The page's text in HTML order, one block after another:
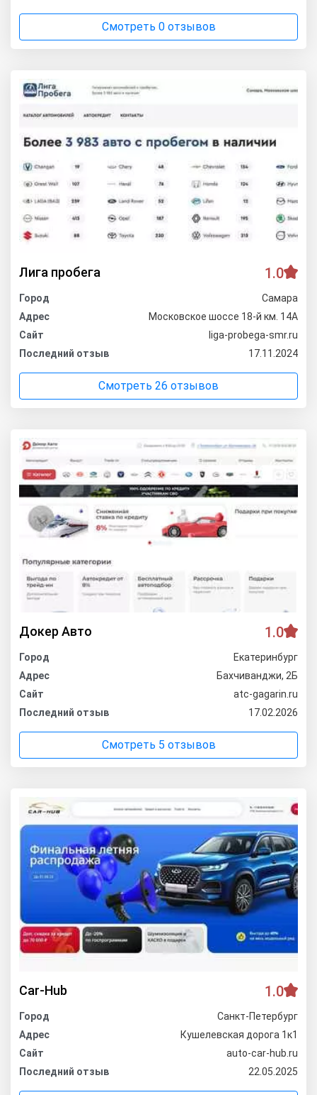
Смотреть 0 отзывов
Лига пробега 1.0
Город
Самара
Адрес
Московское шоссе 18-й км. 14А
Сайт
liga-probega-smr.ru
Последний отзыв
17.11.2024
Смотреть 26 отзывов
Докер Авто 1.0
Город
Екатеринбург
Адрес
Бахчиванджи, 2Б
Сайт
atc-gagarin.ru
Последний отзыв
17.02.2026
Смотреть 5 отзывов
Car-Hub 1.0
Город
Санкт-Петербург
Адрес
Кушелевская дорога 1к1
Сайт
auto-car-hub.ru
Последний отзыв
22.05.2025